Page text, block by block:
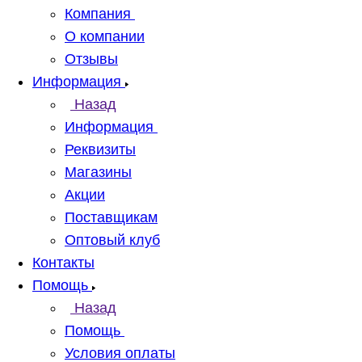
Компания
О компании
Отзывы
Информация
Назад
Информация
Реквизиты
Магазины
Акции
Поставщикам
Оптовый клуб
Контакты
Помощь
Назад
Помощь
Условия оплаты